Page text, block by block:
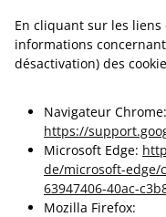
En cliquant sur les liens
informations
désactivation) des
Navigateur Chrome:
https://
Microsoft Edge:
de/microsoft-edge/
63947406-40ac-
Mozilla Firefox: